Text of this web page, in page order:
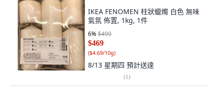
IKEA FENOMEN 柱狀蠟燭 白色 無味
氣氛 佈置, 1kg, 1件
6%$499
$469
($4.69/10g)
8/13 星期四 預計送達
(1)